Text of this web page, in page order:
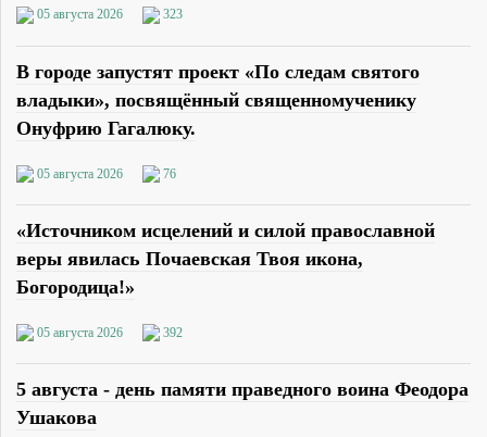
05 августа 2026 323
В городе запустят проект «По следам святого
владыки», посвящённый священномученику
Онуфрию Гагалюку.
05 августа 2026 76
«Источником исцелений и силой православной
веры явилась Почаевская Твоя икона,
Богородица!»
05 августа 2026 392
5 августа - день памяти праведного воина Феодора
Ушакова